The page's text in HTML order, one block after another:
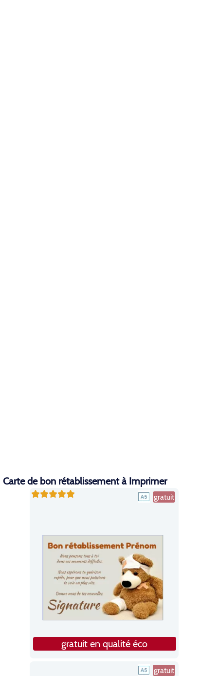
Carte de bon rétablissement à Imprimer
gratuit
gratuit en qualité éco
gratuit